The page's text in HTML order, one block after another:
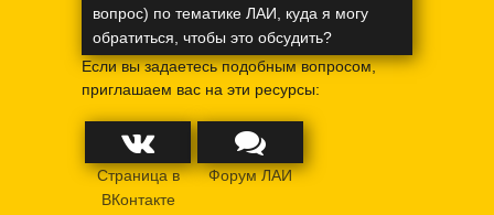
вопрос) по тематике ЛАИ, куда я могу
обратиться, чтобы это обсудить?
Если вы задаетесь подобным вопросом,
приглашаем вас на эти ресурсы:
Страница в
ВКонтакте
Форум ЛАИ